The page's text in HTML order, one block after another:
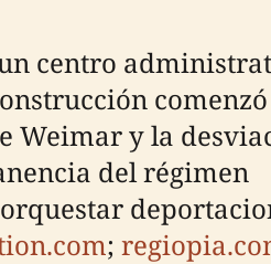
centro
comenzó
Weimar y la
del régimen
;